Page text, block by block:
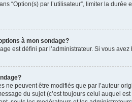
“Option(s) par l’utilisateur”, limiter la
à mon sondage?
est défini par l’administrateur. Si vous
ne peuvent être modifiés que par l’auteur
du sujet (c’est toujours celui auquel